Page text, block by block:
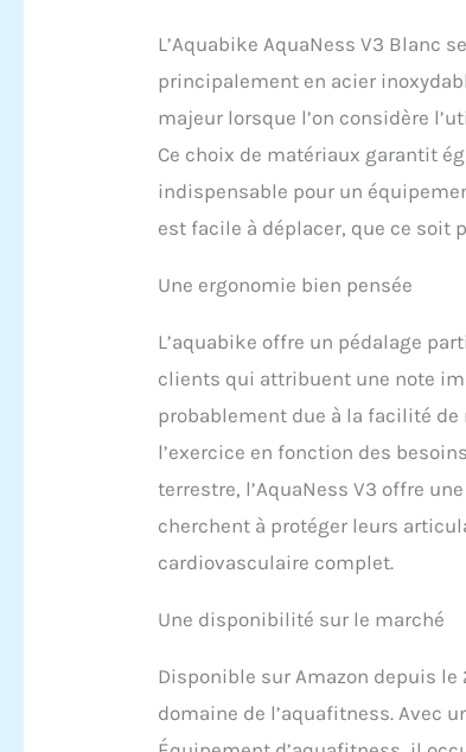
L’Aquabike AquaNess V3 Blanc
principalement en acier
majeur lorsque l’on considère
Ce choix de matériaux garantit
indispensable pour un
est facile à déplacer, que ce soit
Une ergonomie bien pensée
L’aquabike offre un pédalage
clients qui attribuent une note
probablement due à la facilité
l’exercice en fonction des
terrestre, l’AquaNess V3 offre
cherchent à protéger leurs
cardiovasculaire complet.
Une disponibilité sur le marché
Disponible sur Amazon depuis le
domaine de l’aquafitness. Avec